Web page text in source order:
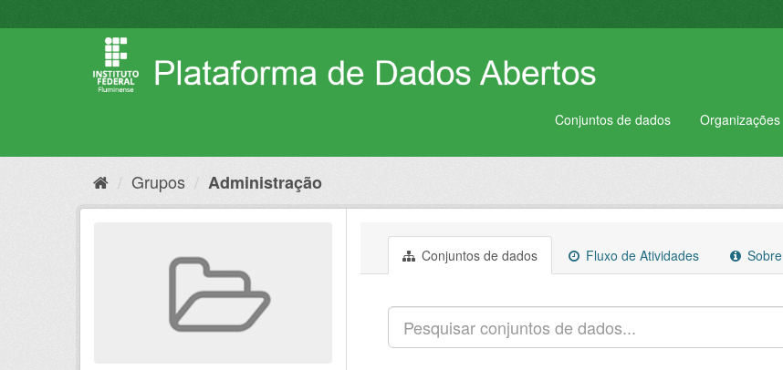
para
Conjuntos de dados Organizações
Grupos Administração
Conjuntos de dados Fluxo de Atividades Sobre